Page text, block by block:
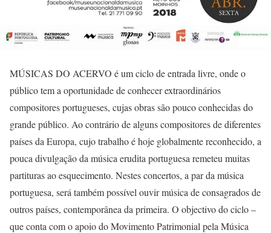
MÚSICAS DO ACERVO é um ciclo de entrada livre, onde o
público tem a oportunidade de conhecer extraordinários
compositores portugueses, cujas obras são pouco conhecidas do
grande público. Ao contrário de alguns compositores de diferentes
países da Europa, cujo trabalho é hoje globalmente reconhecido, a
pouca divulgação da música erudita portuguesa remeteu muitas
partituras ao esquecimento. Nestes concertos, a par da música
portuguesa, será também possível ouvir música de consagrados de
outros países, contemporânea da primeira. O objectivo do ciclo –
que conta com o apoio do Movimento Patrimonial pela Música